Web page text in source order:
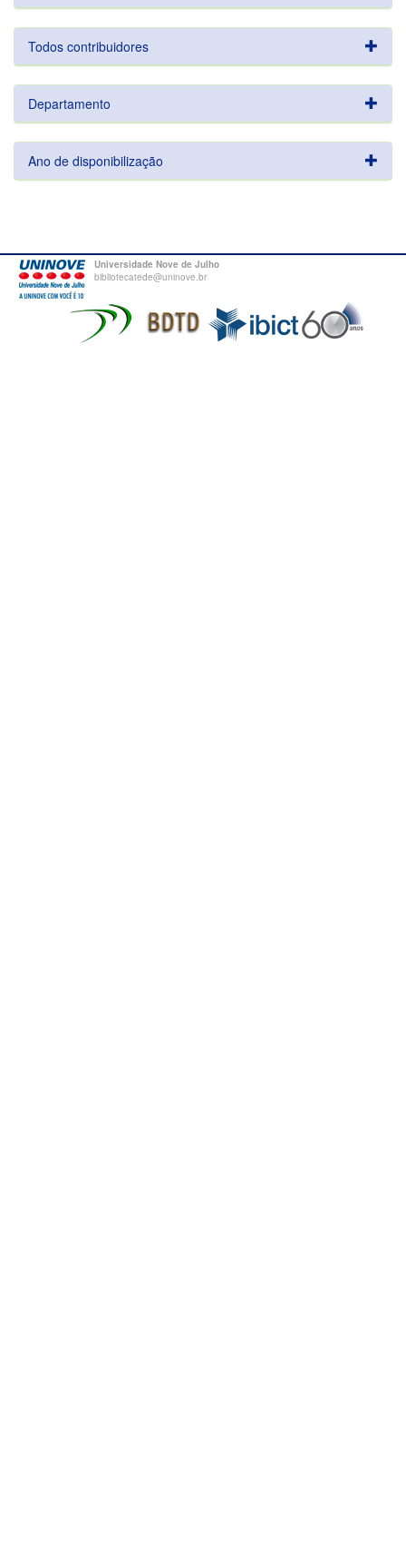
Todos contribuidores
Departamento
Ano de disponibilização
Universidade Nove de Julho
bibliotecatede@uninove.br